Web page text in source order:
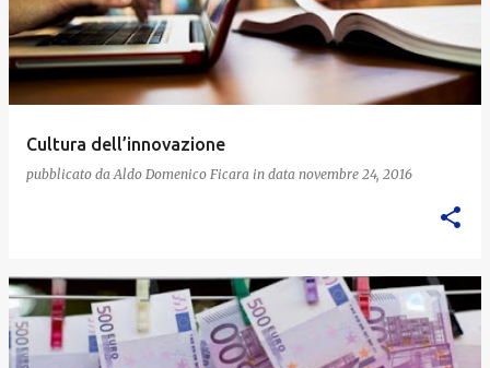
Cultura dell’innovazione
pubblicato da Aldo Domenico Ficara in data novembre 24, 2016